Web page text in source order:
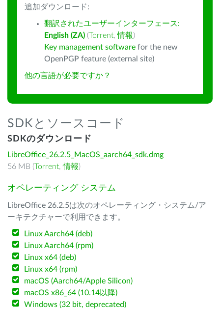
追加ダウンロード:
翻訳されたユーザーインターフェース:
English (ZA) (Torrent,情報)
Key management software for the new
OpenPGP feature (external site)
他の言語が必要ですか？
SDKとソースコード
SDKのダウンロード
LibreOffice_26.2.5_MacOS_aarch64_sdk.dmg
56 MB (Torrent,情報)
オペレーティング システム
LibreOffice 26.2.5は次のオペレーティング・システム/ア
ーキテクチャーで利用できます。
Linux Aarch64 (deb)
Linux Aarch64 (rpm)
Linux x64 (deb)
Linux x64 (rpm)
macOS (Aarch64/Apple Silicon)
macOS x86_64 (10.14以降)
Windows (32 bit, deprecated)